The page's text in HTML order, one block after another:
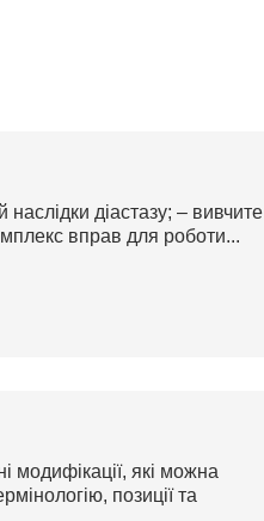
діастазу; – вивчите
вправ для роботи...
модифікації, які можна
позиції та